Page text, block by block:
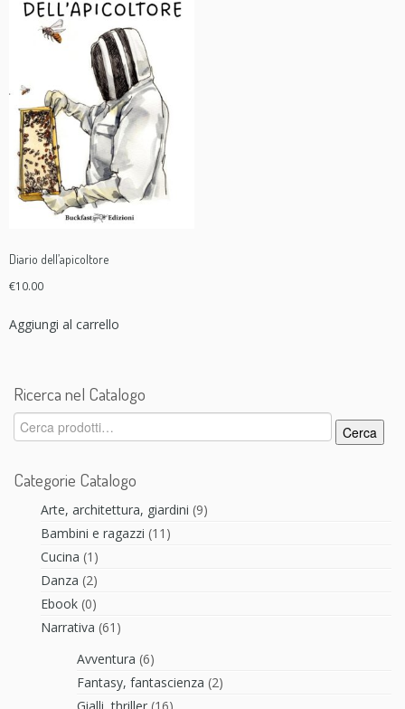
Diario dell’apicoltore
€10.00
Aggiungi al carrello
Ricerca nel Catalogo
Cerca:
Cerca
Categorie Catalogo
Arte, architettura, giardini (9)
Bambini e ragazzi (11)
Cucina (1)
Danza (2)
Ebook (0)
Narrativa (61)
Avventura (6)
Fantasy, fantascienza (2)